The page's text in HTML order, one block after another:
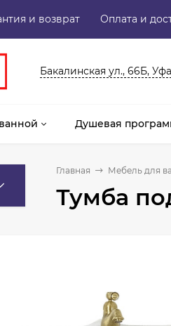
и возврат Оплата и
Бакалинская ул., 66Б, Уфа
Душевая
Главная Мебель для
Тумба